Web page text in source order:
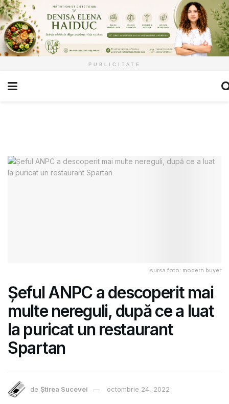
PUBLICITATE
sursa foto: modern buyer
Șeful ANPC a descoperit mai
multe nereguli, după ce a luat
la puricat un restaurant
Spartan
de Știrea Sucevei octombrie 24, 2022